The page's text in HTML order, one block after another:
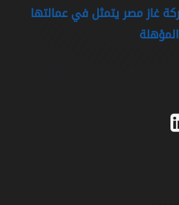
غاز مصر يتمثل في عمالتها
المؤهلة